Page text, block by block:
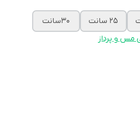
25 سانت
30سانت
مس و پرداز